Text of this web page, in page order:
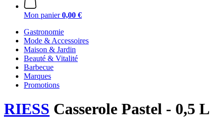
Mon panier 0,00 €
Gastronomie
Mode & Accessoires
Maison & Jardin
Beauté & Vitalité
Barbecue
Marques
Promotions
RIESS Casserole Pastel - 0,5 L